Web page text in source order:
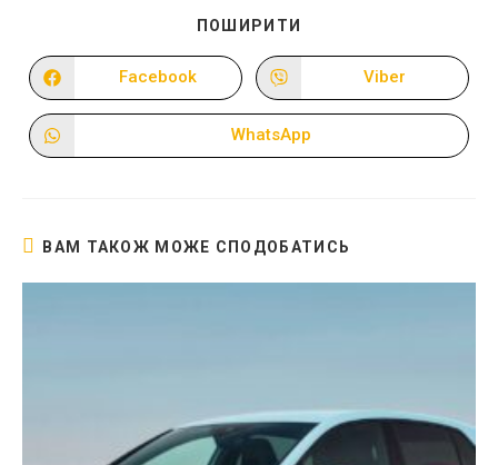
ПОШИРИТИ
ВМІСТОМ
Відкрити
в
новому
Facebook
Відкрити
в
новому
Viber
Відкрити
в
WhatsApp
ВАМ ТАКОЖ МОЖЕ СПОДОБАТИСЬ